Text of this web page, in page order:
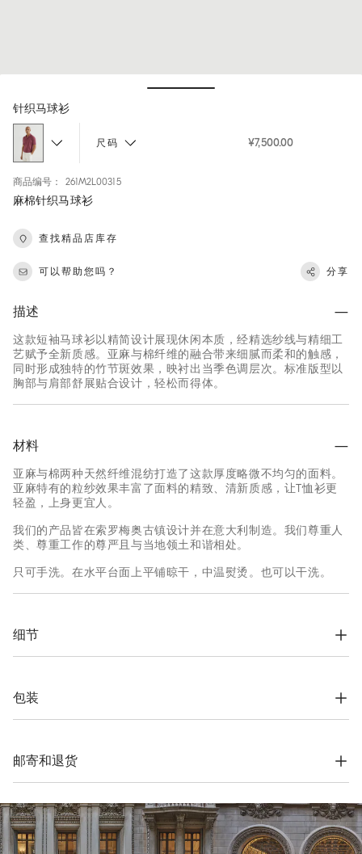
针织马球衫
尺码 ¥7,500.00
商品编号： 261M2L00315
麻棉针织马球衫
查找精品店库存
可以帮助您吗？ 分享
描述
这款短袖马球衫以精简设计展现休闲本质，经精选纱线与精细工
艺赋予全新质感。亚麻与棉纤维的融合带来细腻而柔和的触感，
同时形成独特的竹节斑效果，映衬出当季色调层次。标准版型以
胸部与肩部舒展贴合设计，轻松而得体。
材料
亚麻与棉两种天然纤维混纺打造了这款厚度略微不均匀的面料。
亚麻特有的粒纱效果丰富了面料的精致、清新质感，让T恤衫更
轻盈，上身更宜人。
我们的产品皆在索罗梅奥古镇设计并在意大利制造。我们尊重人
类、尊重工作的尊严且与当地领土和谐相处。
只可手洗。在水平台面上平铺晾干，中温熨烫。也可以干洗。
细节
平针编织
77% 亚麻, 23% 棉
包装
料制作，整个包装设计基于自立结构，可以用于储存和再使用，
并可平整存放在非常小的空间。
邮寄和退货
我们所有服装的寄送都是免费的。全球快递从周一到周五执行，
一般在5个工作日内送达。有关交货时间的更多信息，请参考运
输页面。